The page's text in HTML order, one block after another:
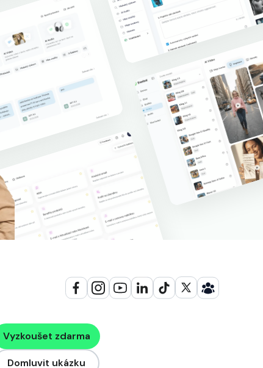
Vyzkoušet zdarma
Domluvit ukázku